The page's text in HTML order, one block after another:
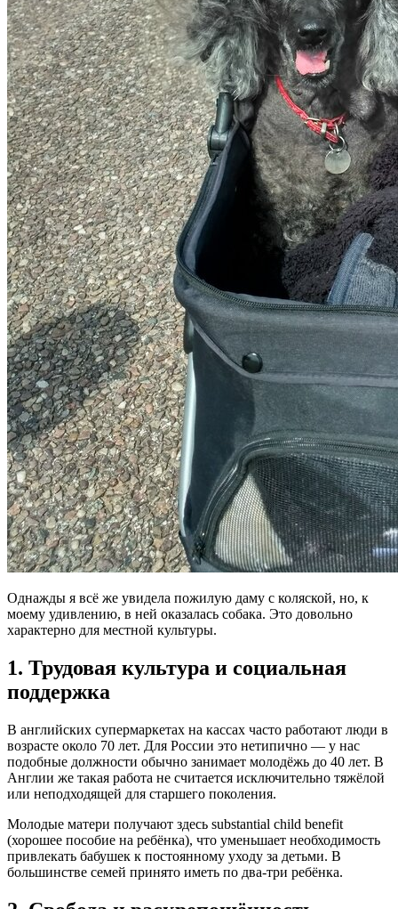
Однажды я всё же увидела пожилую даму с коляской, но, к
моему удивлению, в ней оказалась собака. Это довольно
характерно для местной культуры.
1. Трудовая культура и социальная
поддержка
В английских супермаркетах на кассах часто работают люди в
возрасте около 70 лет. Для России это нетипично — у нас
подобные должности обычно занимает молодёжь до 40 лет. В
Англии же такая работа не считается исключительно тяжёлой
или неподходящей для старшего поколения.
Молодые матери получают здесь substantial child benefit
(хорошее пособие на ребёнка), что уменьшает необходимость
привлекать бабушек к постоянному уходу за детьми. В
большинстве семей принято иметь по два-три ребёнка.